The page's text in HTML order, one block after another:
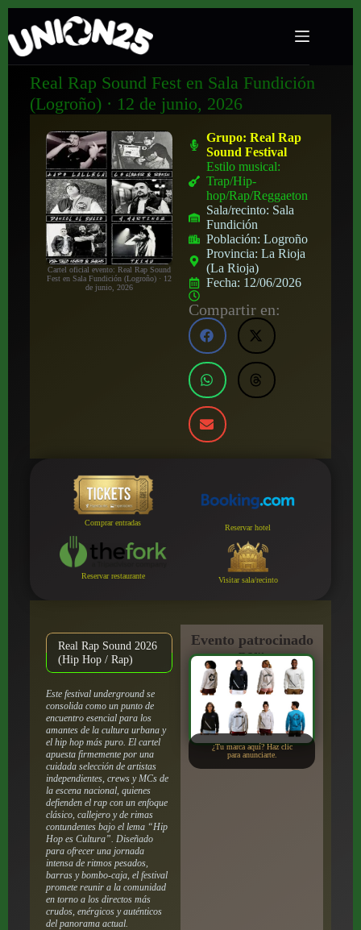
Real Rap Sound Fest en Sala Fundición
(Logroño) · 12 de junio, 2026
Cartel oficial evento: Real Rap Sound
Fest en Sala Fundición (Logroño) · 12
de junio, 2026
Grupo:Real Rap
Sound Festival
Estilo musical:
Trap/Hip-
hop/Rap/Reggaeton
Sala/recinto: Sala
Fundición
Población:Logroño
Provincia:La Rioja
(La Rioja)
Fecha: 12/06/2026
Compartir en:
Comprar entradas
Reservar hotel
Reservar restaurante Visitar sala/recinto
Real Rap Sound 2026
(Hip Hop / Rap)
Este festival underground se
consolida como un punto de
encuentro esencial para los
amantes de la cultura urbana y
el hip hop más puro. El cartel
apuesta firmemente por una
cuidada selección de artistas
independientes, crews y MCs de
la escena nacional, quienes
defienden el rap con un enfoque
clásico, callejero y de rimas
contundentes bajo el lema “Hip
Hop es Cultura”. Diseñado
para ofrecer una jornada
intensa de ritmos pesados,
barras y bombo-caja, el festival
promete reunir a la comunidad
en torno a los directos más
crudos, enérgicos y auténticos
del panorama actual.
Evento patrocinado
por:
¿Tu marca aquí? Haz clic
para anunciarte.